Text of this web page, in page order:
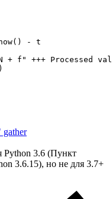
- t
+ f" +++ Processed
gather
Python 3.6 (Пункт
3.6.15), но не для 3.7+